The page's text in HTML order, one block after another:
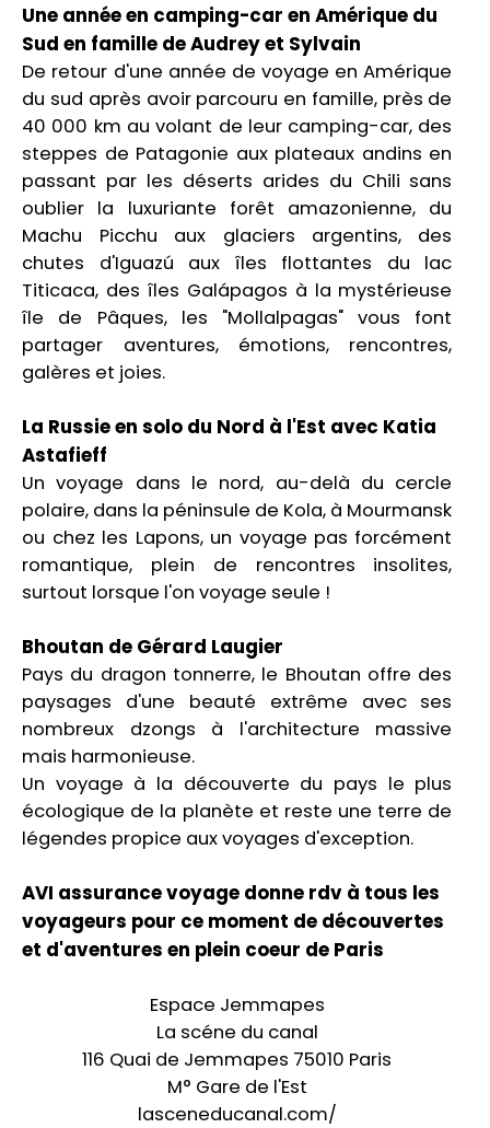
Une année en camping-car en Amérique du
Sud en famille de Audrey et Sylvain
De retour d'une année de voyage en Amérique
du sud après avoir parcouru en famille, près de
40 000 km au volant de leur camping-car, des
steppes de Patagonie aux plateaux andins en
passant par les déserts arides du Chili sans
oublier la luxuriante forêt amazonienne, du
Machu Picchu aux glaciers argentins, des
chutes d'Iguazú aux îles flottantes du lac
Titicaca, des îles Galápagos à la mystérieuse
île de Pâques, les "Mollalpagas" vous font
partager aventures, émotions, rencontres,
galères et joies.
La Russie en solo du Nord à l'Est avec Katia
Astafieff
Un voyage dans le nord, au-delà du cercle
polaire, dans la péninsule de Kola, à Mourmansk
ou chez les Lapons, un voyage pas forcément
romantique, plein de rencontres insolites,
surtout lorsque l'on voyage seule !
Bhoutan de Gérard Laugier
Pays du dragon tonnerre, le Bhoutan offre des
paysages d'une beauté extrême avec ses
nombreux dzongs à l'architecture massive
mais harmonieuse.
Un voyage à la découverte du pays le plus
écologique de la planète et reste une terre de
légendes propice aux voyages d'exception.
AVI assurance voyage donne rdv à tous les
voyageurs pour ce moment de découvertes
et d'aventures en plein coeur de Paris
Espace Jemmapes
La scéne du canal
116 Quai de Jemmapes 75010 Paris
M° Gare de l'Est
lasceneducanal.com/